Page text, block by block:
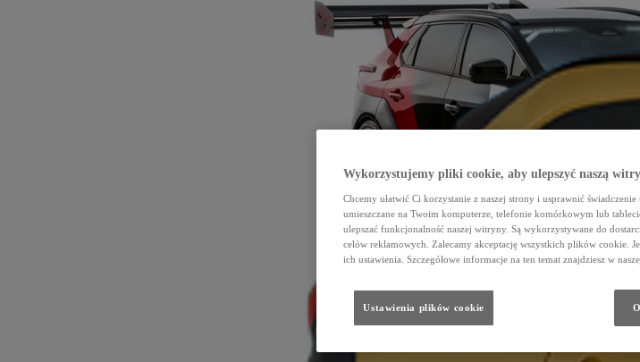
Wykorzystujemy pliki cookie, aby ulepszyć naszą
Chcemy ułatwić Ci korzystanie z naszej strony i usprawnić
umieszczane na Twoim komputerze, telefonie komórkowym lub
ulepszać funkcjonalność naszej witryny. Są wykorzystywane do
celów reklamowych. Zalecamy akceptację wszystkich plików cookie.
ich ustawienia. Szczegółowe informacje na ten temat znajdziesz w
Ustawienia plików cookie